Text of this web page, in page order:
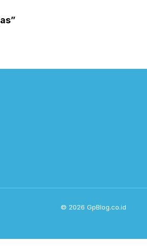
© 2026 GpBlog.co.id